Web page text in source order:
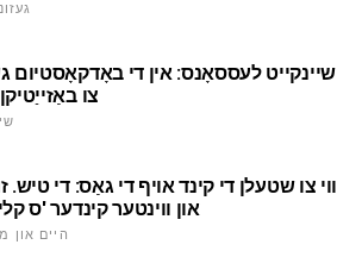
שיינקייט לעססאָנס: אין די באָדקאָסטיום
צו
ווי צו שטעלן די קינד אויף די גאַס: די טיש.
און ווינטער קינדער 'ס
היים און